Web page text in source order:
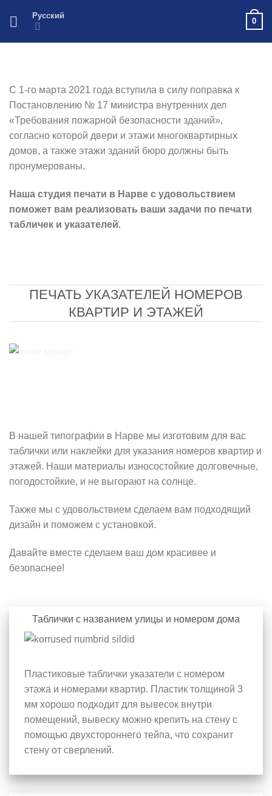
Русский
0
С 1-го марта 2021 года вступила в силу поправка к
Постановлению № 17 министра внутренних дел
«Требования пожарной безопасности зданий»,
согласно которой двери и этажи многоквартирных
домов, а также этажи зданий бюро должны быть
пронумерованы.
Наша студия печати в Нарве с удовольствием
поможет вам реализовать ваши задачи по печати
табличек и указателей.
ПЕЧАТЬ УКАЗАТЕЛЕЙ НОМЕРОВ
КВАРТИР И ЭТАЖЕЙ
В нашей типографии в Нарве мы изготовим для вас
таблички или наклейки для указания номеров квартир и
этажей. Наши материалы износостойкие долговечные,
погодостойкие, и не выгорают на солнце.
Также мы с удовольствием сделаем вам подходящий
дизайн и поможем с установкой.
Давайте вместе сделаем ваш дом красивее и
безопаснее!
Таблички с названием улицы и номером дома
Пластиковые таблички указатели с номером
этажа и номерами квартир. Пластик толщиной 3
мм хорошо подходит для вывесок внутри
помещений, вывеску можно крепить на стену с
помощью двухстороннего тейпа, что сохранит
стену от сверлений.